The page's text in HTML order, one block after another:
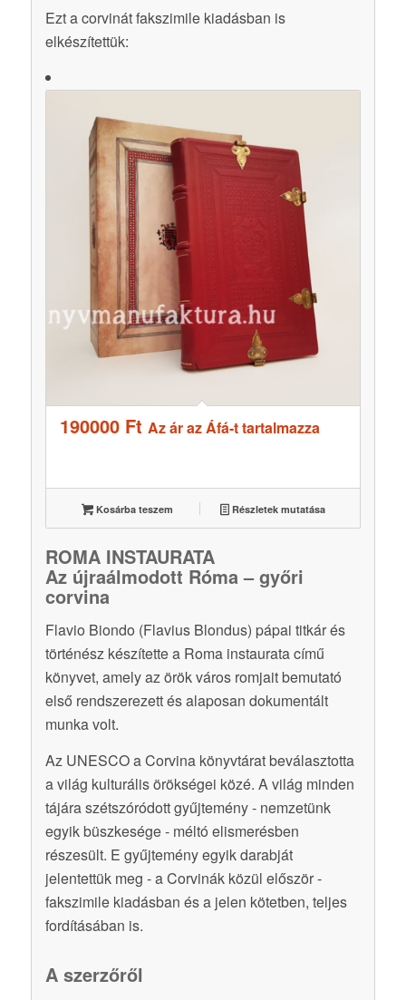
Ezt a corvinát fakszimile kiadásban is
elkészítettük:
190000 Ft Az ár az Áfá-t tartalmazza
Kosárba teszem Részletek mutatása
ROMA INSTAURATA
Az újraálmodott Róma – győri
corvina
Flavio Biondo (Flavius Blondus) pápai titkár és
történész készítette a Roma instaurata című
könyvet, amely az örök város romjait bemutató
első rendszerezett és alaposan dokumentált
munka volt.
Az UNESCO a Corvina könyvtárat beválasztotta
a világ kulturális örökségei közé. A világ minden
tájára szétszóródott gyűjtemény ‐ nemzetünk
egyik büszkesége ‐ méltó elismerésben
részesült. E gyűjtemény egyik darabját
jelentettük meg ‐ a Corvinák közül először ‐
fakszimile kiadásban és a jelen kötetben, teljes
fordításában is.
A szerzőről